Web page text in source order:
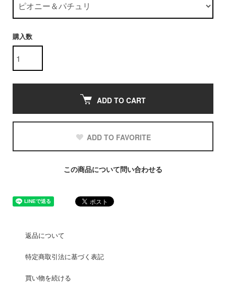
購入数
ADD TO CART
ADD TO FAVORITE
この商品について問い合わせる
返品について
特定商取引法に基づく表記
買い物を続ける